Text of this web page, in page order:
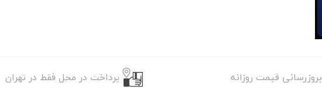
بروزرسانی قیمت روزانه پرداخت در محل فقط در تهران